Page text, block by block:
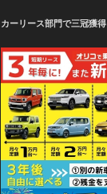
カーリース部門で三冠獲得